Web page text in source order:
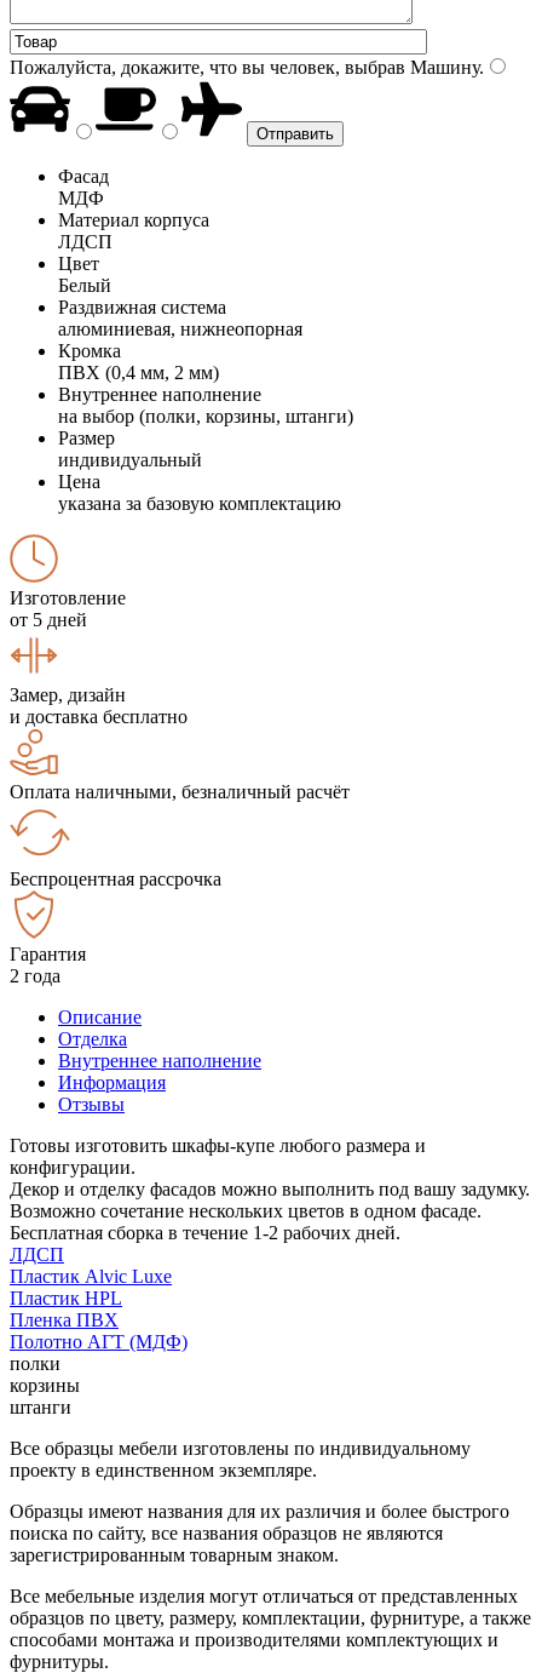
Пожалуйста, докажите, что вы человек, выбрав Машину.
Фасад
МДФ
Материал корпуса
ЛДСП
Цвет
Белый
Раздвижная система
алюминиевая, нижнеопорная
Кромка
ПВХ (0,4 мм, 2 мм)
Внутреннее наполнение
на выбор (полки, корзины, штанги)
Размер
индивидуальный
Цена
указана за базовую комплектацию
Изготовление
от 5 дней
Замер, дизайн
и доставка бесплатно
Оплата наличными, безналичный расчёт
Беспроцентная рассрочка
Гарантия
2 года
Описание
Отделка
Внутреннее наполнение
Информация
Отзывы
Готовы изготовить шкафы-купе любого размера и
конфигурации.
Декор и отделку фасадов можно выполнить под вашу задумку.
Возможно сочетание нескольких цветов в одном фасаде.
Бесплатная сборка в течение 1-2 рабочих дней.
ЛДСП
Пластик Alvic Luxe
Пластик HPL
Пленка ПВХ
Полотно АГТ (МДФ)
полки
корзины
штанги
Все образцы мебели изготовлены по индивидуальному
проекту в единственном экземпляре.
Образцы имеют названия для их различия и более быстрого
поиска по сайту, все названия образцов не являются
зарегистрированным товарным знаком.
Все мебельные изделия могут отличаться от представленных
образцов по цвету, размеру, комплектации, фурнитуре, а также
способами монтажа и производителями комплектующих и
фурнитуры.